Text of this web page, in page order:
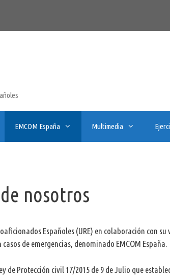
EMCOM España Multimedia
nosotros
Españoles (URE) en colaboración con
de emergencias, denominado EMCOM España.
de Protección civil 17/2015 de 9 de Julio que